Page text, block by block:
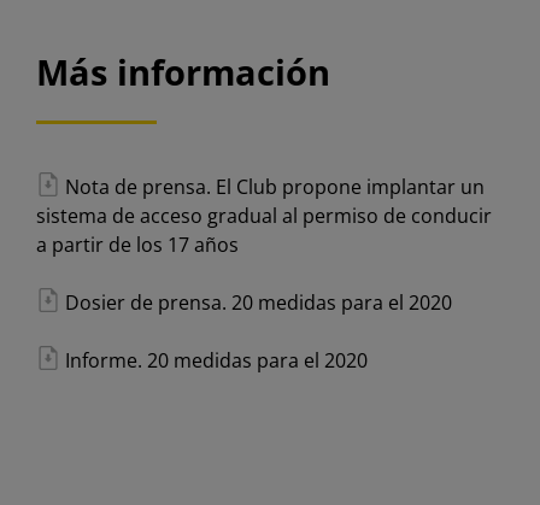
Más información
Nota de prensa. El Club propone implantar un
sistema de acceso gradual al permiso de conducir
a partir de los 17 años
Dosier de prensa. 20 medidas para el 2020
Informe. 20 medidas para el 2020